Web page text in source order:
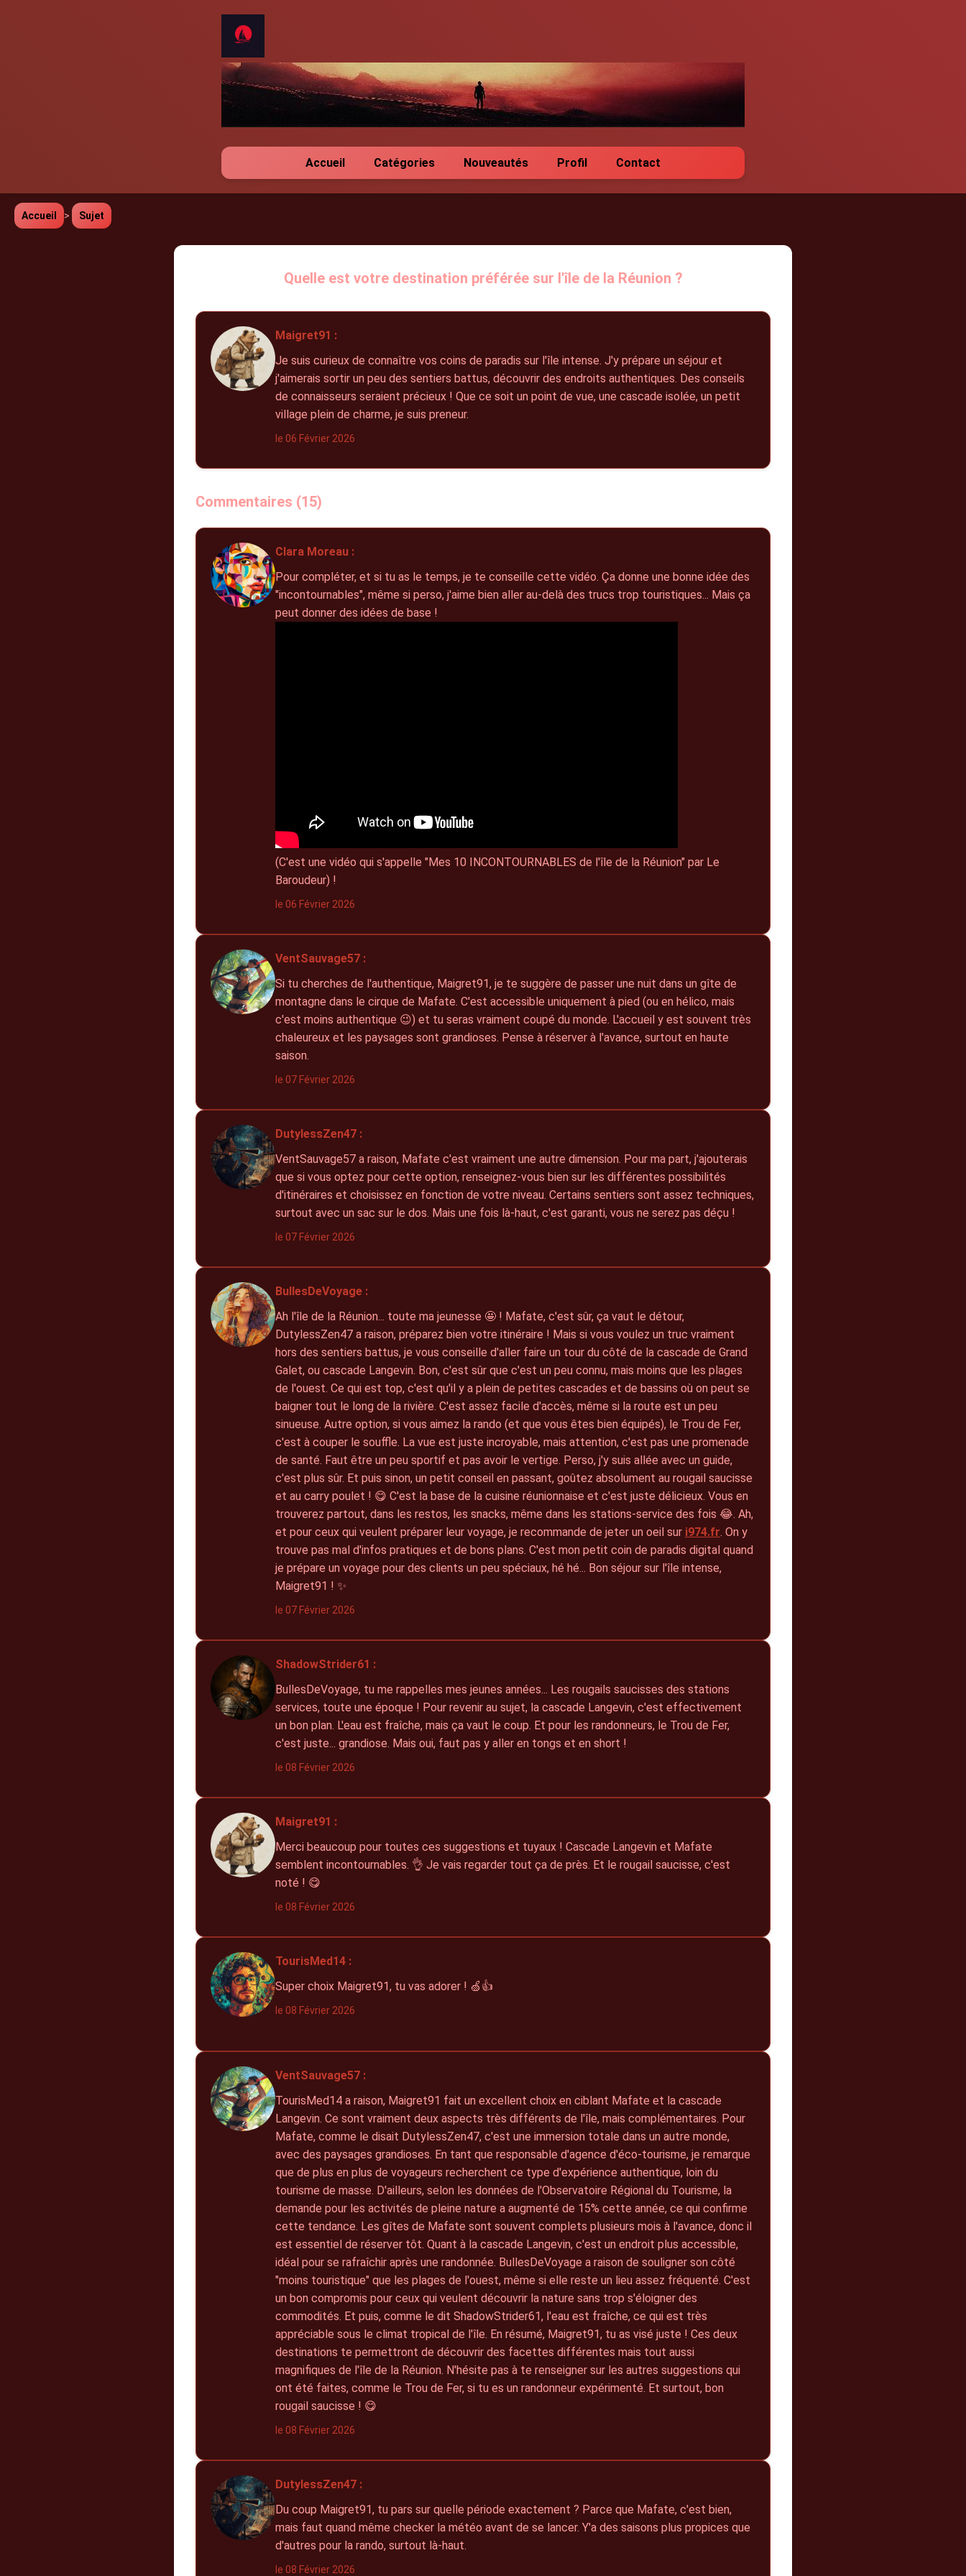
Accueil Catégories Nouveautés Profil Contact
Accueil > Sujet
Quelle est votre destination préférée sur l'île de la Réunion ?
Maigret91 :
Je suis curieux de connaître vos coins de paradis sur l'île intense. J'y prépare un séjour et
j'aimerais sortir un peu des sentiers battus, découvrir des endroits authentiques. Des conseils
de connaisseurs seraient précieux ! Que ce soit un point de vue, une cascade isolée, un petit
village plein de charme, je suis preneur.
le 06 Février 2026
Commentaires (15)
Clara Moreau :
Pour compléter, et si tu as le temps, je te conseille cette vidéo. Ça donne une bonne idée des
"incontournables", même si perso, j'aime bien aller au-delà des trucs trop touristiques... Mais ça
peut donner des idées de base !
(C'est une vidéo qui s'appelle "Mes 10 INCONTOURNABLES de l'île de la Réunion" par Le
Baroudeur) !
le 06 Février 2026
VentSauvage57 :
Si tu cherches de l'authentique, Maigret91, je te suggère de passer une nuit dans un gîte de
montagne dans le cirque de Mafate. C'est accessible uniquement à pied (ou en hélico, mais
c'est moins authentique 😉) et tu seras vraiment coupé du monde. L'accueil y est souvent très
chaleureux et les paysages sont grandioses. Pense à réserver à l'avance, surtout en haute
saison.
le 07 Février 2026
DutylessZen47 :
VentSauvage57 a raison, Mafate c'est vraiment une autre dimension. Pour ma part, j'ajouterais
que si vous optez pour cette option, renseignez-vous bien sur les différentes possibilités
d'itinéraires et choisissez en fonction de votre niveau. Certains sentiers sont assez techniques,
surtout avec un sac sur le dos. Mais une fois là-haut, c'est garanti, vous ne serez pas déçu !
le 07 Février 2026
BullesDeVoyage :
Ah l'île de la Réunion... toute ma jeunesse 🤩 ! Mafate, c'est sûr, ça vaut le détour,
DutylessZen47 a raison, préparez bien votre itinéraire ! Mais si vous voulez un truc vraiment
hors des sentiers battus, je vous conseille d'aller faire un tour du côté de la cascade de Grand
Galet, ou cascade Langevin. Bon, c'est sûr que c'est un peu connu, mais moins que les plages
de l'ouest. Ce qui est top, c'est qu'il y a plein de petites cascades et de bassins où on peut se
baigner tout le long de la rivière. C'est assez facile d'accès, même si la route est un peu
sinueuse. Autre option, si vous aimez la rando (et que vous êtes bien équipés), le Trou de Fer,
c'est à couper le souffle. La vue est juste incroyable, mais attention, c'est pas une promenade
de santé. Faut être un peu sportif et pas avoir le vertige. Perso, j'y suis allée avec un guide,
c'est plus sûr. Et puis sinon, un petit conseil en passant, goûtez absolument au rougail saucisse
et au carry poulet ! 😋 C'est la base de la cuisine réunionnaise et c'est juste délicieux. Vous en
trouverez partout, dans les restos, les snacks, même dans les stations-service des fois 😂. Ah,
et pour ceux qui veulent préparer leur voyage, je recommande de jeter un oeil sur i974.fr. On y
trouve pas mal d'infos pratiques et de bons plans. C'est mon petit coin de paradis digital quand
je prépare un voyage pour des clients un peu spéciaux, hé hé... Bon séjour sur l'île intense,
Maigret91 ! ✨
le 07 Février 2026
ShadowStrider61 :
BullesDeVoyage, tu me rappelles mes jeunes années... Les rougails saucisses des stations
services, toute une époque ! Pour revenir au sujet, la cascade Langevin, c'est effectivement
un bon plan. L'eau est fraîche, mais ça vaut le coup. Et pour les randonneurs, le Trou de Fer,
c'est juste... grandiose. Mais oui, faut pas y aller en tongs et en short !
le 08 Février 2026
Maigret91 :
Merci beaucoup pour toutes ces suggestions et tuyaux ! Cascade Langevin et Mafate
semblent incontournables. 👌 Je vais regarder tout ça de près. Et le rougail saucisse, c'est
noté ! 😋
le 08 Février 2026
TourisMed14 :
Super choix Maigret91, tu vas adorer ! 🍏👍
le 08 Février 2026
VentSauvage57 :
TourisMed14 a raison, Maigret91 fait un excellent choix en ciblant Mafate et la cascade
Langevin. Ce sont vraiment deux aspects très différents de l'île, mais complémentaires. Pour
Mafate, comme le disait DutylessZen47, c'est une immersion totale dans un autre monde,
avec des paysages grandioses. En tant que responsable d'agence d'éco-tourisme, je remarque
que de plus en plus de voyageurs recherchent ce type d'expérience authentique, loin du
tourisme de masse. D'ailleurs, selon les données de l'Observatoire Régional du Tourisme, la
demande pour les activités de pleine nature a augmenté de 15% cette année, ce qui confirme
cette tendance. Les gîtes de Mafate sont souvent complets plusieurs mois à l'avance, donc il
est essentiel de réserver tôt. Quant à la cascade Langevin, c'est un endroit plus accessible,
idéal pour se rafraîchir après une randonnée. BullesDeVoyage a raison de souligner son côté
"moins touristique" que les plages de l'ouest, même si elle reste un lieu assez fréquenté. C'est
un bon compromis pour ceux qui veulent découvrir la nature sans trop s'éloigner des
commodités. Et puis, comme le dit ShadowStrider61, l'eau est fraîche, ce qui est très
appréciable sous le climat tropical de l'île. En résumé, Maigret91, tu as visé juste ! Ces deux
destinations te permettront de découvrir des facettes différentes mais tout aussi
magnifiques de l'île de la Réunion. N'hésite pas à te renseigner sur les autres suggestions qui
ont été faites, comme le Trou de Fer, si tu es un randonneur expérimenté. Et surtout, bon
rougail saucisse ! 😋
le 08 Février 2026
DutylessZen47 :
Du coup Maigret91, tu pars sur quelle période exactement ? Parce que Mafate, c'est bien,
mais faut quand même checker la météo avant de se lancer. Y'a des saisons plus propices que
d'autres pour la rando, surtout là-haut.
le 08 Février 2026